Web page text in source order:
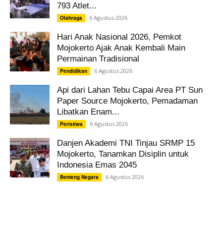
793 Atlet...
Olahraga 6 Agustus 2026
Hari Anak Nasional 2026, Pemkot
Mojokerto Ajak Anak Kembali Main
Permainan Tradisional
Pendidikan 6 Agustus 2026
Api dari Lahan Tebu Capai Area PT Sun
Paper Source Mojokerto, Pemadaman
Libatkan Enam...
Peristiwa 6 Agustus 2026
Danjen Akademi TNI Tinjau SRMP 15
Mojokerto, Tanamkan Disiplin untuk
Indonesia Emas 2045
Benteng Negara 6 Agustus 2026